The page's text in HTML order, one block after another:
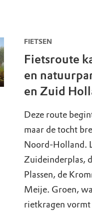
FIETSEN
Fietsroute
en
en Zuid
Deze route
maar de tocht
Noord-Holland.
Zuideinderplas,
Plassen, de
Meije. Groen,
rietkragen vormt